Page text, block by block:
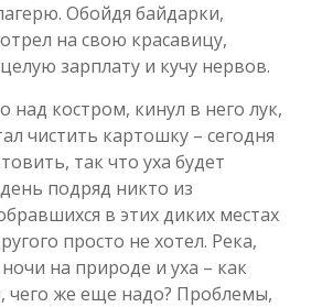
Обойдя байдарки,
на свою красавицу,
зарплату и кучу нервов.
над костром, кинул в него лук,
чистить картошку – сегодня
так что уха будет
подряд никто из
в этих диких местах
просто не хотел. Река,
на природе и уха – как
чего же еще надо? Проблемы,